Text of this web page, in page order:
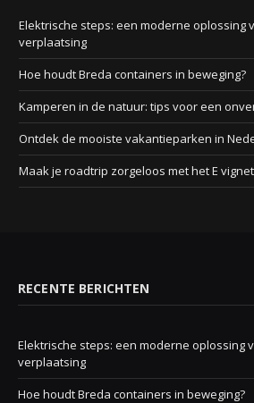
Elektrische steps: een moderne oplossing
verplaatsing
Hoe houdt Breda containers in beweging?
Kamperen in de natuur: tips voor een
Ontdek de mooiste vakantieparken in
Maak je roadtrip zorgeloos met het E
RECENTE BERICHTEN
Elektrische steps: een moderne oplossing
verplaatsing
Hoe houdt Breda containers in beweging?